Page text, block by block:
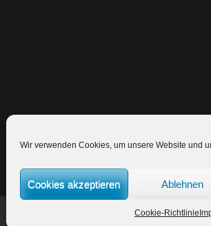
Wir verwenden Cookies, um unsere Website und
Cookies akzeptieren Ablehnen
Cookie-Richtlinie